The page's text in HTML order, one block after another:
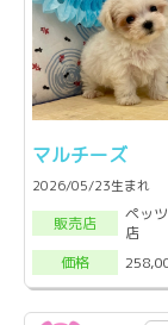
マルチーズ
2026/05/23生まれ
販売店
ペッ
店
価格